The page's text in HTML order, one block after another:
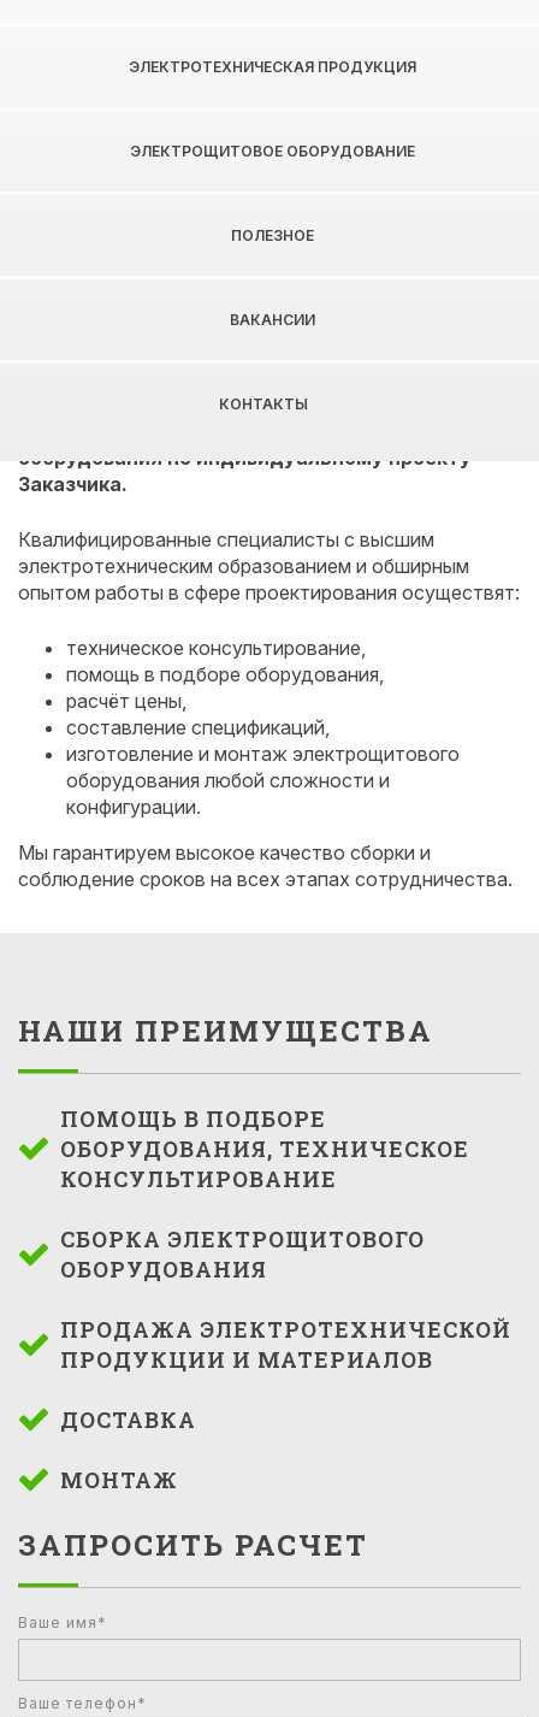
ЭЛЕКТРОТЕХНИЧЕСКАЯ ПРОДУКЦИЯ
ЭЛЕКТРОЩИТОВОЕ ОБОРУДОВАНИЕ
ПОЛЕЗНОЕ
ВАКАНСИИ
КОНТАКТЫ
ПО ИНДИВИДУАЛЬНОМУ
Компания «Форум Про» предоставляет
оборудования по индивидуальному проекту
Заказчика.
Квалифицированные специалисты с высшим
электротехническим образованием и обширным
опытом работы в сфере проектирования осуществят:
техническое консультирование,
помощь в подборе оборудования,
расчёт цены,
составление спецификаций,
изготовление и монтаж электрощитового
оборудования любой сложности и
конфигурации.
Мы гарантируем высокое качество сборки и
соблюдение сроков на всех этапах сотрудничества.
НАШИ ПРЕИМУЩЕСТВА
ПОМОЩЬ В ПОДБОРЕ
ОБОРУДОВАНИЯ, ТЕХНИЧЕСКОЕ
КОНСУЛЬТИРОВАНИЕ
СБОРКА ЭЛЕКТРОЩИТОВОГО
ОБОРУДОВАНИЯ
ПРОДАЖА ЭЛЕКТРОТЕХНИЧЕСКОЙ
ПРОДУКЦИИ И МАТЕРИАЛОВ
ДОСТАВКА
МОНТАЖ
ЗАПРОСИТЬ РАСЧЕТ
Ваше имя*
Ваше телефон*